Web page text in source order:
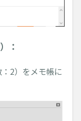
：
2）をメモ帳に